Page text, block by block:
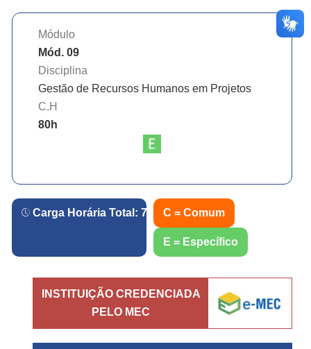
Módulo
Mód. 09
Disciplina
Gestão de Recursos Humanos em Projetos
C.H
80h
Carga Horária Total: 720 h.
C = Comum
E = Específico
INSTITUIÇÃO CREDENCIADA
PELO MEC